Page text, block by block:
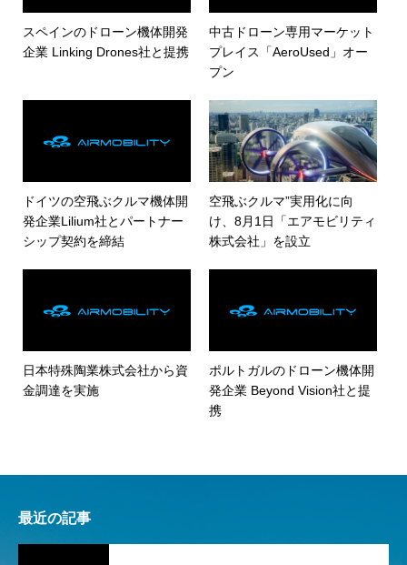
スペインのドローン機体開発
企業 Linking Drones社と提携
中古ドローン専用マーケット
プレイス「AeroUsed」オー
プン
ドイツの空飛ぶクルマ機体開
発企業Lilium社とパートナー
シップ契約を締結
空飛ぶクルマ”実用化に向
け、8月1日「エアモビリティ
株式会社」を設立
日本特殊陶業株式会社から資
金調達を実施
ポルトガルのドローン機体開
発企業 Beyond Vision社と提
携
最近の記事